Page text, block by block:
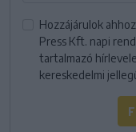
Hozzájárulok
Press Kft. napi
tartalmazó
kereskedelmi